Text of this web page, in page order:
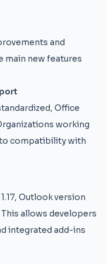
and
main new features
Office
working
compatibility with
Outlook version
This allows developers
integrated add-ins